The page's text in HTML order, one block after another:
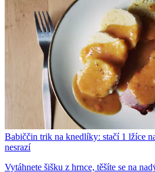
Babiččin trik na knedlíky: stačí 1 lžíce
nesrazí
Vytáhnete šišku z hrnce, těšíte se na